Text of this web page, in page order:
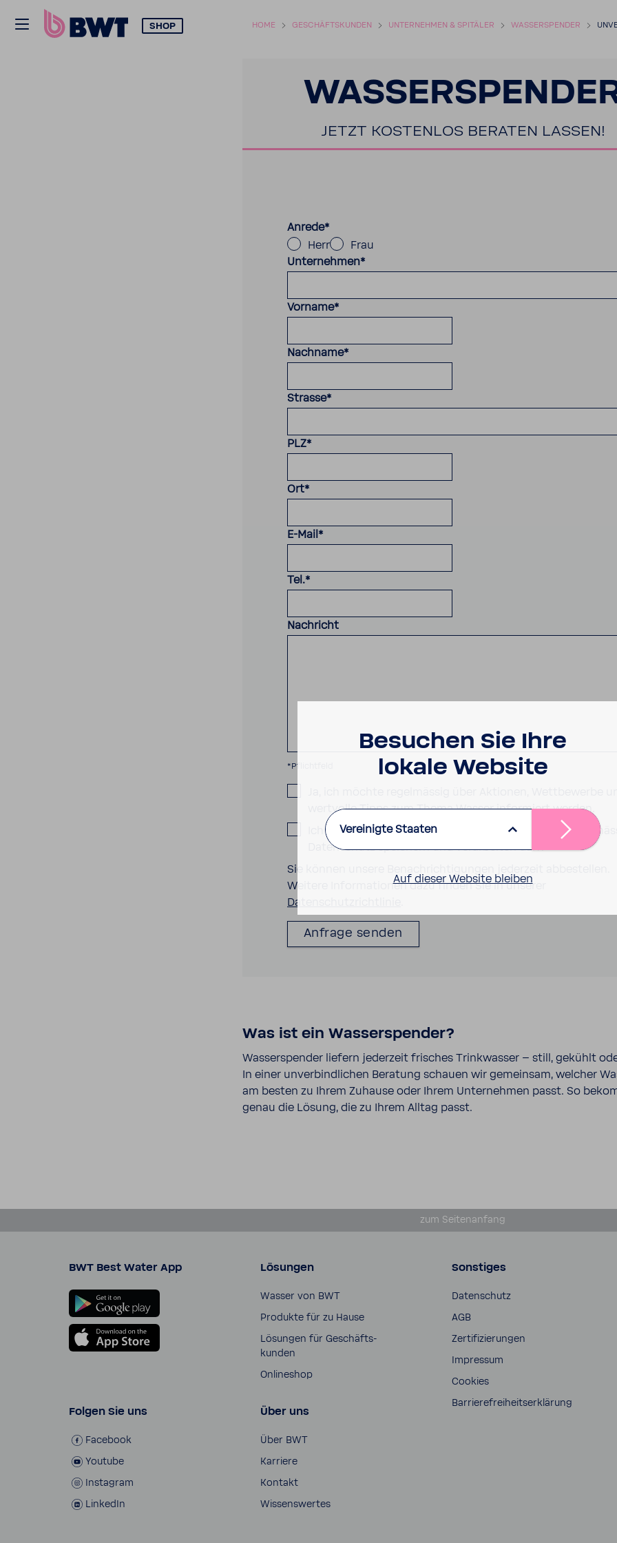
HOME GESCHÄFTS­KUNDEN UNTER­NEHMEN & SPITÄLER WASSER­SPENDER
SHOP
JETZT KOSTENLOS BERATEN LASSEN!
Anrede*
Herr
Frau
Unternehmen*
Vorname*
Nachname*
Strasse*
PLZ*
Ort*
E-Mail *
Tel.*
Nachricht
*Pflichtfeld
wertvolle Tipps zum Thema Wasser informiert werden.
Ich stimme zu, dass BWT meine persönlichen Daten
Datenschutz speichern und verarbeiten darf.*
Sie können unsere Benachrichtigungen jederzeit abbestellen.
Weitere Informationen dazu finden Sie in unserer
Datenschutzrichtlinie
Was ist ein Wasser­spender?
Wasser­spender liefern jeder­zeit frisches Trink­wasser – still, gekühlt
In einer unver­bind­li­chen Bera­tung schauen wir gemeinsam, welcher
am besten zu Ihrem Zuhause oder Ihrem Unter­nehmen passt. So
genau die Lösung, die zu Ihrem Alltag passt.
zum Seiten­an­fang
BWT Best Water App
Folgen Sie uns
Face­book
Youtube
Insta­gram
LinkedIn
Lösungen
Wasser von BWT
Produkte für zu Hause
Lösungen für Geschäfts­
kunden
Online­shop
Über uns
Über BWT
Karriere
Kontakt
Wissens­wertes
Sonstiges
Daten­schutz
AGB
Zerti­fi­zie­rungen
Impressum
Cookies
Barrie­re­frei­heits­er­klä­rung
Besu­chen Sie Ihre
lokale Website
Vereinigte Staaten
Auf dieser Website bleiben